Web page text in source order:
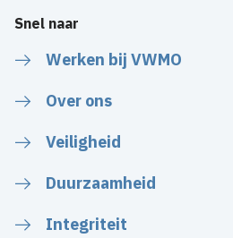
Snel naar
Werken bij VWMO
Over ons
Veiligheid
Duurzaamheid
Integriteit